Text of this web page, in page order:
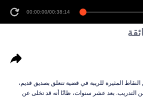
00:00:00/00:38:14
المثيرة للريبة في قضية تتعلق بصديق قديم،
التدريب. بعد عشر سنوات، ظانًا أنه قد تخلى عن